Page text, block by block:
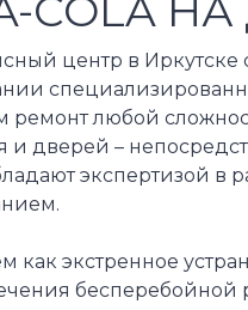
центр в
ремонт любой
и дверей –
экспертизой
как экстренное
бесперебойной